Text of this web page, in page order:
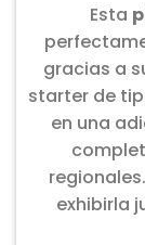
Esta
gracias a
starter de
en una
exhibirla